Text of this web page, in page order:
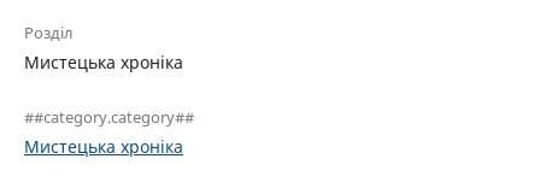
Розділ
Мистецька хроніка
##category.category##
Мистецька хроніка